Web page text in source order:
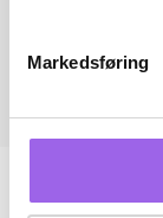
Markedsføring